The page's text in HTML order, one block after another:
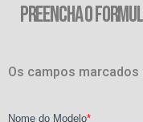
PREENCHA O
Os campos